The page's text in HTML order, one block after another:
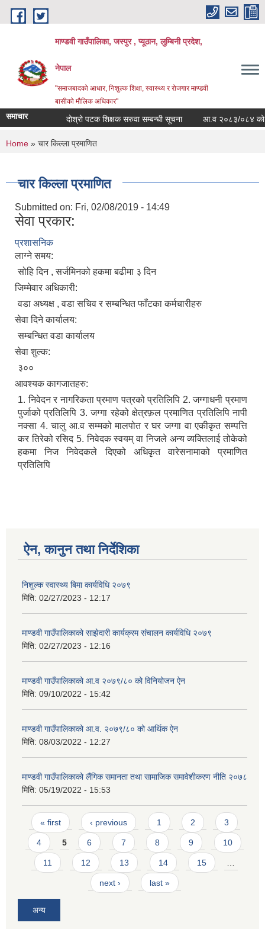
Skip to main content
माण्डवी गाउँपालिका, जस्पुर , प्यूठान, लुम्बिनी प्रदेश,
नेपाल
"समाजबादको आधार, निशुल्क शिक्षा, स्वास्थ्य र रोजगार माण्डवी
बासीको मौलिक अधिकार"
समाचार दोश्रो पटक शिक्षक सरुवा सम्बन्धी सूचना आ.व २०८३/०८४ को
You are here
Home » चार किल्ला प्रमाणित
चार किल्ला प्रमाणित
Submitted on: Fri, 02/08/2019 - 14:49
सेवा प्रकार:
प्रशासनिक
लाग्ने समय:
सोहि दिन , सर्जमिनको हकमा बढीमा ३ दिन
जिम्मेवार अधिकारी:
वडा अध्यक्ष , वडा सचिव र सम्बन्धित फाँटका कर्मचारीहरु
सेवा दिने कार्यालय:
सम्बन्धित वडा कार्यालय
सेवा शुल्क:
३००
आवश्यक कागजातहरु:
1. निवेदन र नागरिकता प्रमाण पत्रको प्रतिलिपि 2. जग्गाधनी प्रमाण
पुर्जाको प्रतिलिपि 3. जग्गा रहेको क्षेत्रफ़ल प्रमाणित प्रतिलिपि नापी
नक्सा 4. चालु आ.व सम्मको मालपोत र घर जग्गा वा एकीकृत सम्पत्ति
कर तिरेको रसिद 5. निवेदक स्वयम् वा निजले अन्य व्यक्तिलाई तोकेको
हकमा निज निवेदकले दिएको अधिकृत वारेसनामाको प्रमाणित
प्रतिलिपि
ऐन, कानुन तथा निर्देशिका
निशुल्क स्वास्थ्य बिमा कार्यविधि २०७९
मिति: 02/27/2023 - 12:17
माण्डवी गाउँपालिकाको साझेदारी कार्यक्रम संचालन कार्यविधि २०७९
मिति: 02/27/2023 - 12:16
माण्डवी गाउँपालिकाको आ.व २०७९/८० को विनियोजन ऐन
मिति: 09/10/2022 - 15:42
माण्डवी गाउँपालिकाको आ.व. २०७९/८० को आर्थिक ऐन
मिति: 08/03/2022 - 12:27
माण्डवी गाउँपालिकाको लैंगिक समानता तथा सामाजिक समावेशीकरण नीति २०७८
मिति: 05/19/2022 - 15:53
Pages
« first ‹ previous 1 2 3
4 5 6 7 8 9 10
11 12 13 14 15
next › last »
अन्य